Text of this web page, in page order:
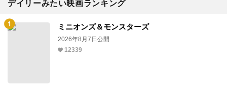
デイリーみたい映画ランキング
ミニオンズ＆モンスターズ
2026年8月7日公開
12339